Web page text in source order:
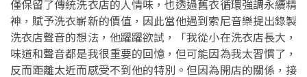
僅保留了傳統洗衣店的人情味，也透過舊衣循環強調永續精
神，賦予洗衣嶄新的價值，因此當他遇到索尼音樂提出錄製
洗衣店聲音的想法，他躍躍欲試，「我從小在洗衣店長大，
味道和聲音都是我很重要的回憶，但可能因為我太習慣了，
反而距離太近而感受不到他的特別。但因為開店的關係，接